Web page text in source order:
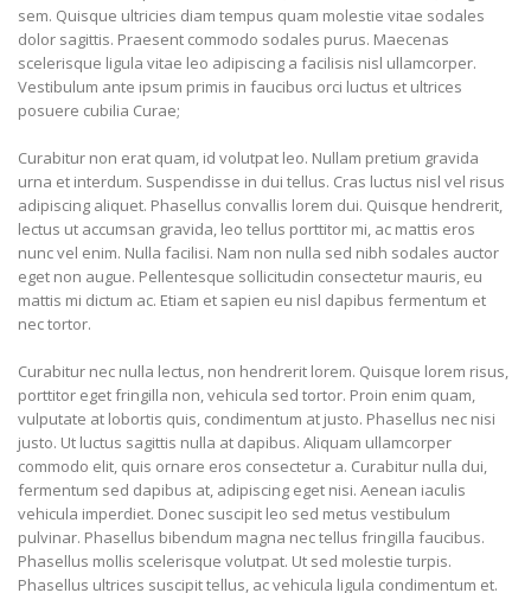
sem. Quisque ultricies diam tempus quam molestie vitae sodales
dolor sagittis. Praesent commodo sodales purus. Maecenas
scelerisque ligula vitae leo adipiscing a facilisis nisl ullamcorper.
Vestibulum ante ipsum primis in faucibus orci luctus et ultrices
posuere cubilia Curae;
Curabitur non erat quam, id volutpat leo. Nullam pretium gravida
urna et interdum. Suspendisse in dui tellus. Cras luctus nisl vel risus
adipiscing aliquet. Phasellus convallis lorem dui. Quisque hendrerit,
lectus ut accumsan gravida, leo tellus porttitor mi, ac mattis eros
nunc vel enim. Nulla facilisi. Nam non nulla sed nibh sodales auctor
eget non augue. Pellentesque sollicitudin consectetur mauris, eu
mattis mi dictum ac. Etiam et sapien eu nisl dapibus fermentum et
nec tortor.
Curabitur nec nulla lectus, non hendrerit lorem. Quisque lorem risus,
porttitor eget fringilla non, vehicula sed tortor. Proin enim quam,
vulputate at lobortis quis, condimentum at justo. Phasellus nec nisi
justo. Ut luctus sagittis nulla at dapibus. Aliquam ullamcorper
commodo elit, quis ornare eros consectetur a. Curabitur nulla dui,
fermentum sed dapibus at, adipiscing eget nisi. Aenean iaculis
vehicula imperdiet. Donec suscipit leo sed metus vestibulum
pulvinar. Phasellus bibendum magna nec tellus fringilla faucibus.
Phasellus mollis scelerisque volutpat. Ut sed molestie turpis.
Phasellus ultrices suscipit tellus, ac vehicula ligula condimentum et.